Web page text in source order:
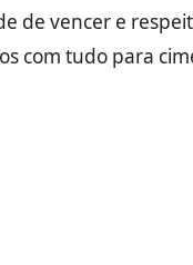
de vencer e
com tudo para